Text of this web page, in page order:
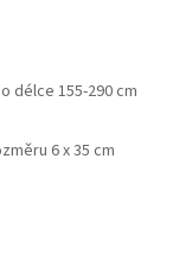
délce 155-290 cm
6 x 35 cm